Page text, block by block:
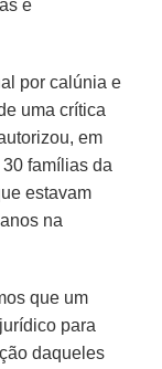
e
por calúnia e
uma crítica
em
famílias da
estavam
na
que um
para
daqueles